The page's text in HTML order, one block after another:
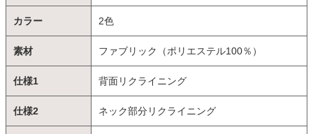
カラー 2色
素材 ファブリック（ポリエステル100％）
仕様1 背面リクライニング
仕様2 ネック部分リクライニング